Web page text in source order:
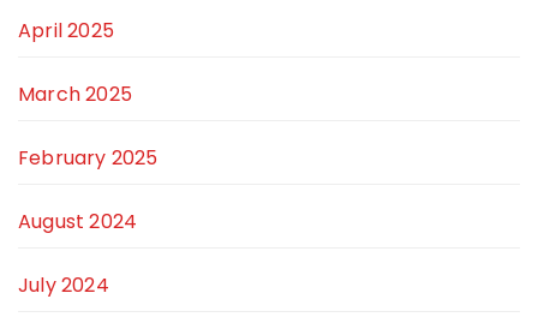
April 2025
March 2025
February 2025
August 2024
July 2024